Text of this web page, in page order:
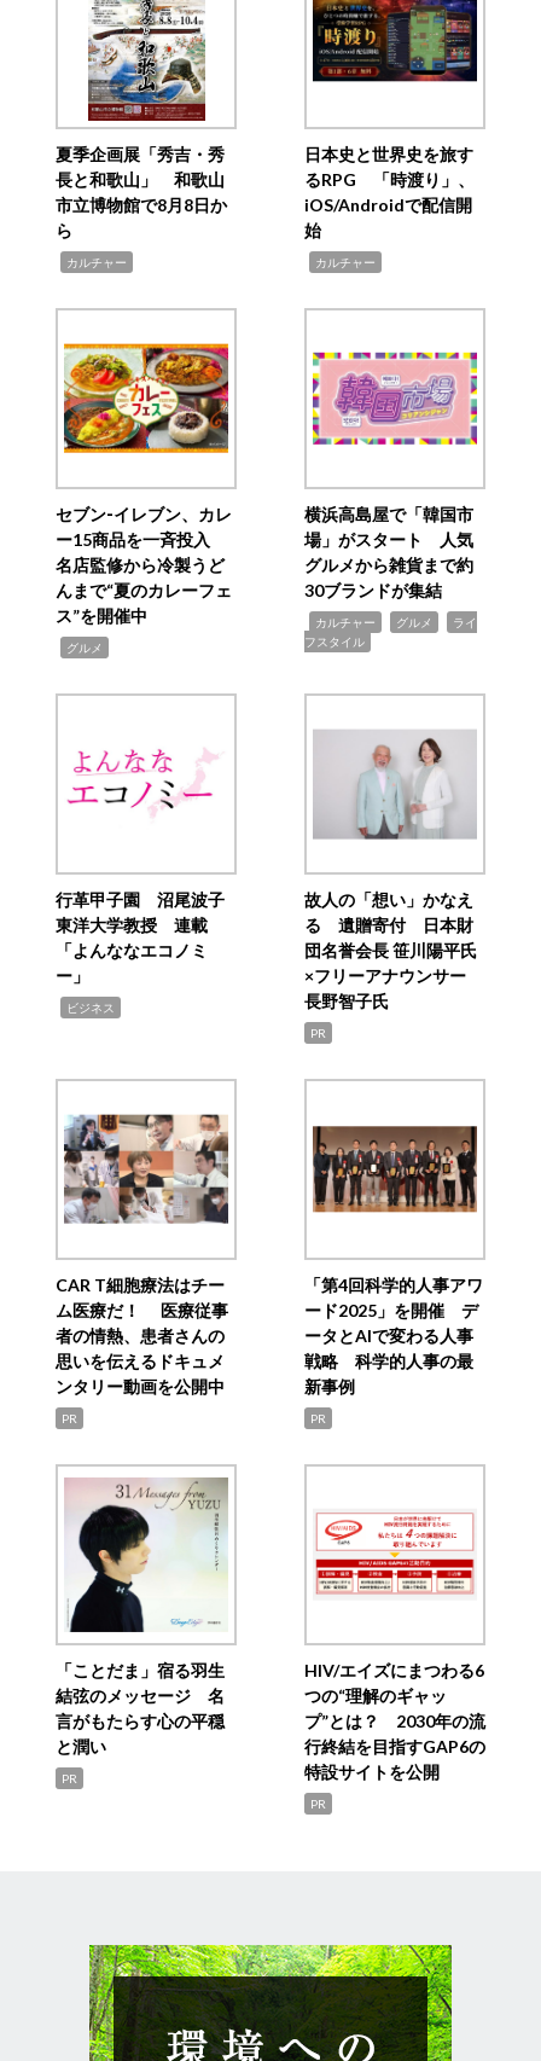
夏季企画展「秀吉・秀
長と和歌山」 和歌山
市立博物館で8月8日か
ら
カルチャー
日本史と世界史を旅す
るRPG 「時渡り」、
iOS/Androidで配信開
始
カルチャー
セブン‐イレブン、カレ
ー15商品を一斉投入
名店監修から冷製うど
んまで“夏のカレーフェ
ス”を開催中
グルメ
横浜高島屋で「韓国市
場」がスタート 人気
グルメから雑貨まで約
30ブランドが集結
カルチャー グルメ
ライ
フスタイル
行革甲子園 沼尾波子
東洋大学教授 連載
「よんななエコノミ
ー」
ビジネス
故人の「想い」かなえ
る 遺贈寄付 日本財
団名誉会長 笹川陽平氏
×フリーアナウンサー
長野智子氏
PR
CAR T細胞療法はチー
ム医療だ！ 医療従事
者の情熱、患者さんの
思いを伝えるドキュメ
ンタリー動画を公開中
PR
「第4回科学的人事アワ
ード2025」を開催 デ
ータとAIで変わる人事
戦略 科学的人事の最
新事例
PR
「ことだま」宿る羽生
結弦のメッセージ 名
言がもたらす心の平穏
と潤い
PR
HIV/エイズにまつわる6
つの“理解のギャッ
プ”とは？ 2030年の流
行終結を目指すGAP6の
特設サイトを公開
PR